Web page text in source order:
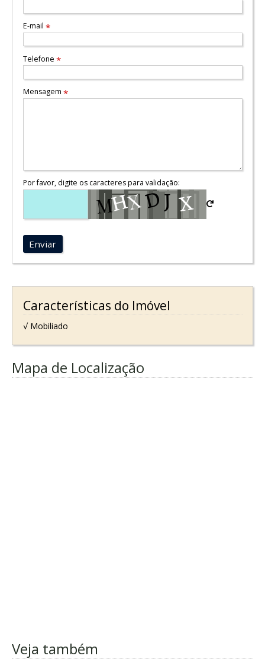
E-mail *
Telefone *
Mensagem *
Por favor, digite os caracteres para validação:
Enviar
Características do Imóvel
√ Mobiliado
Mapa de Localização
Veja também